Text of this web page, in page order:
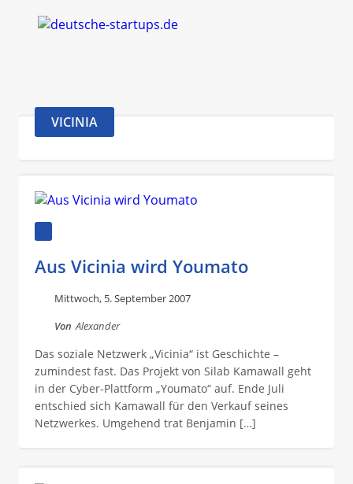
VICINIA
Aus Vicinia wird Youmato
Mittwoch, 5. September 2007
Von Alexander
Das soziale Netzwerk „Vicinia“ ist Geschichte –
zumindest fast. Das Projekt von Silab Kamawall geht
in der Cyber-Plattform „Youmato“ auf. Ende Juli
entschied sich Kamawall für den Verkauf seines
Netzwerkes. Umgehend trat Benjamin […]